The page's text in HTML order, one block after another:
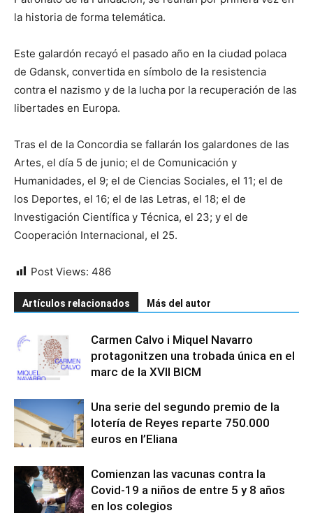
la historia de forma telemática.
Este galardón recayó el pasado año en la ciudad polaca
de Gdansk, convertida en símbolo de la resistencia
contra el nazismo y de la lucha por la recuperación de las
libertades en Europa.
Tras el de la Concordia se fallarán los galardones de las
Artes, el día 5 de junio; el de Comunicación y
Humanidades, el 9; el de Ciencias Sociales, el 11; el de
los Deportes, el 16; el de las Letras, el 18; el de
Investigación Científica y Técnica, el 23; y el de
Cooperación Internacional, el 25.
Post Views: 486
Artículos relacionados Más del autor
Carmen Calvo i Miquel Navarro
protagonitzen una trobada única en el
marc de la XVII BICM
Una serie del segundo premio de la
lotería de Reyes reparte 750.000
euros en l’Eliana
Comienzan las vacunas contra la
Covid-19 a niños de entre 5 y 8 años
en los colegios